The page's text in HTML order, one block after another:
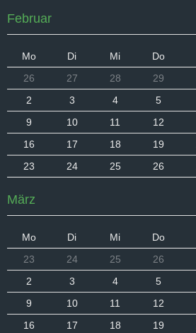
Februar
Mo Di Mi Do
26
27 28 29
2
3 4 5
9
10 11 12
16
17 18 19
23
24 25 26
März
Mo Di Mi Do
23
24 25 26
2
3 4 5
9
10 11 12
16
17 18 19